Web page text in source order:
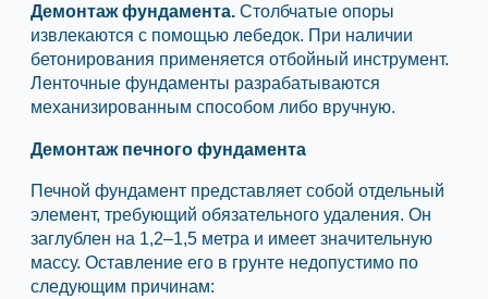
Демонтаж фундамента. Столбчатые опоры
извлекаются с помощью лебедок. При наличии
бетонирования применяется отбойный инструмент.
Ленточные фундаменты разрабатываются
механизированным способом либо вручную.
Демонтаж печного фундамента
Печной фундамент представляет собой отдельный
элемент, требующий обязательного удаления. Он
заглублен на 1,2–1,5 метра и имеет значительную
массу. Оставление его в грунте недопустимо по
следующим причинам: